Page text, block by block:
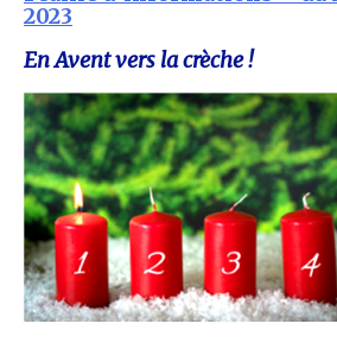
2023
En Avent vers la crèche !